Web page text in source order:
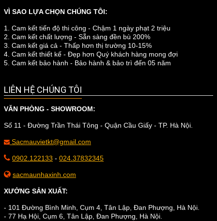
VÌ SAO LỰA CHỌN CHÚNG TÔI:
1. Cam kết tiến độ thi công - Chậm 1 ngày phạt 2 triệu
2. Cam kết chất lượng - Sẵn sàng đền bù 200%
3. Cam kết giá cả - Thấp hơn thị trường 10-15%
4. Cam kết thiết kế - Đẹp hơn Quý khách hàng mong đợi
5. Cam kết bảo hành - Bảo hành & bảo trì đến 05 năm
LIÊN HỆ CHÚNG TÔI
VĂN PHÒNG - SHOWROOM:
Số 11 - Đường Trần Thái Tông - Quận Cầu Giấy - TP. Hà Nội.
Sacmauvietkt@gmail.com
0902.122133 - 024.37832345
sacmaunhaxinh.com
XƯỞNG SẢN XUẤT:
- 101 Đường Bình Minh, Cụm 4, Tân Lập, Đan Phượng, Hà Nội.
- 77 Hạ Hội, Cụm 6, Tân Lập, Đan Phượng, Hà Nội.